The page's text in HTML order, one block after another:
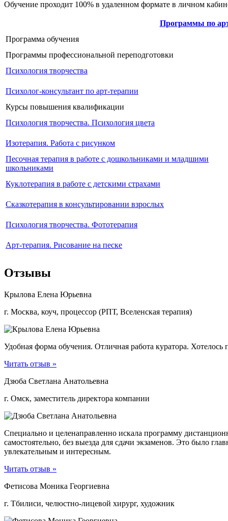
Обучение проходит 100% в удаленном формате в личном
Программы по
Программа обучения
Программы профессиональной переподготовки
Психология творчества
Психолог-консультант по арт-терапии
Курсы повышения квалификации
Психология творчества. Психология цвета
Изотерапия. Работа с рисунком
Песочная терапия в работе с дошкольниками и младшими
школьниками
Куклотерапия в работе с детскими страхами
Сказкотерапия в консультировании взрослых
Психология творчества. Фототерапия
Арт-терапия. Рисование на песке
Отзывы
Крылова Елена Юрьевна
г. Москва, коуч, процессор (РПТ, Вселенская терапия)
Удобная форма обучения. Отличная работа куратора.
Читать отзыв »
Дзюба Светлана Анатольевна
г. Омск, заместитель директора компании
Специально и целенаправленно искала программу
самостоятельно, без выезда для сдачи экзаменов. Это было
увлекательным и интересным.
Читать отзыв »
Фетисова Моника Георгиевна
г. Тбилиси, челюстно-лицевой хирург, художник